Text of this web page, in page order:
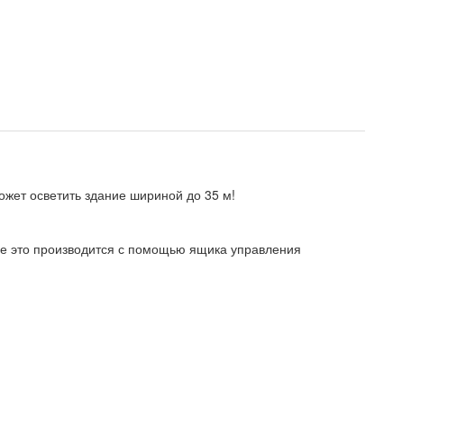
осветить здание шириной до 35 м!
это производится с помощью ящика управления